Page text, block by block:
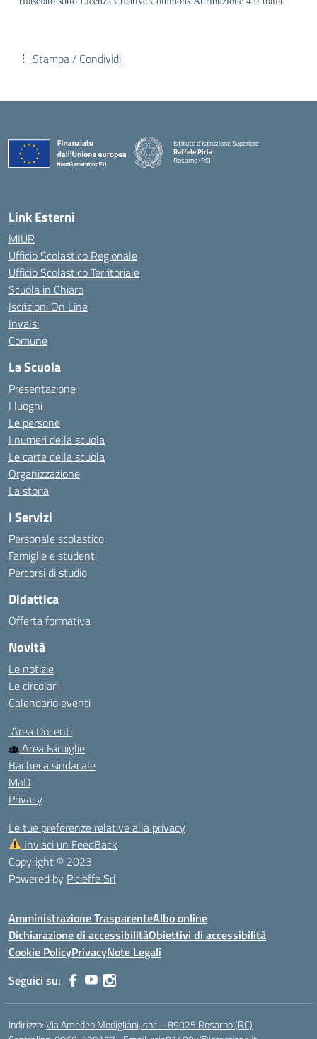
Stampa / Condividi
Istituto d'Istruzione Superiore
Raffele Piria
Rosarno (RC)
Link Esterni
MIUR
Ufficio Scolastico Regionale
Ufficio Scolastico Territoriale
Scuola in Chiaro
Iscrizioni On Line
Invalsi
Comune
La Scuola
Presentazione
I luoghi
Le persone
I numeri della scuola
Le carte della scuola
Organizzazione
La storia
I Servizi
Personale scolastico
Famiglie e studenti
Percorsi di studio
Didattica
Offerta formativa
Novità
Le notizie
Le circolari
Calendario eventi
Area Docenti
Area Famiglie
Bacheca sindacale
MaD
Privacy
Le tue preferenze relative alla privacy
Inviaci un FeedBack
Copyright © 2023
Powered by Picieffe Srl
Amministrazione TrasparenteAlbo online
Dichiarazione di accessibilitàObiettivi di accessibilità
Cookie PolicyPrivacyNote Legali
Seguici su:
Indirizzo:Via Amedeo Modigliani, snc – 89025 Rosarno (RC)